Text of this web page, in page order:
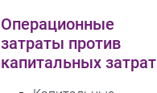
Операционные
затраты против
капитальных затрат